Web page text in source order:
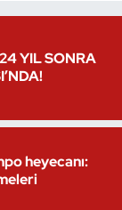
YIL SONRA
heyecanı: